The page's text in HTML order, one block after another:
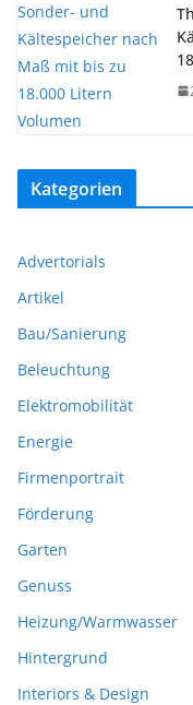
Kategorien
Advertorials
Artikel
Bau/Sanierung
Beleuchtung
Elektromobilität
Energie
Firmenportrait
Förderung
Garten
Genuss
Heizung/Warmwasser
Hintergrund
Interiors & Design